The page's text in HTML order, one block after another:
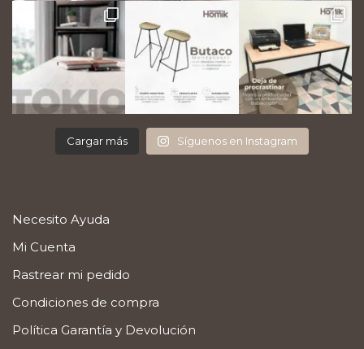
Cargar más Síguenos en Instagram
Necesito Ayuda
Mi Cuenta
Rastrear mi pedido
Condiciones de compra
Política Garantía y Devolución